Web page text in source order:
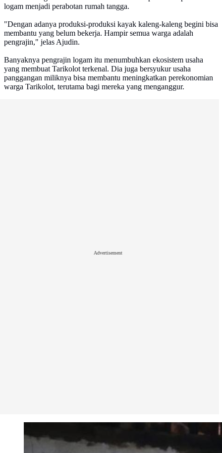
logam menjadi perabotan rumah tangga.
"Dengan adanya produksi-produksi kayak kaleng-kaleng begini bisa
membantu yang belum bekerja. Hampir semua warga adalah
pengrajin," jelas Ajudin.
Banyaknya pengrajin logam itu menumbuhkan ekosistem usaha
yang membuat Tarikolot terkenal. Dia juga bersyukur usaha
panggangan miliknya bisa membantu meningkatkan perekonomian
warga Tarikolot, terutama bagi mereka yang menganggur.
Advertisement